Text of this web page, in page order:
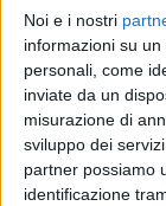
Noi e i nostri
informazioni su
personali, come
inviate da un
misurazione di
sviluppo dei servizi.
partner possiamo
identificazione